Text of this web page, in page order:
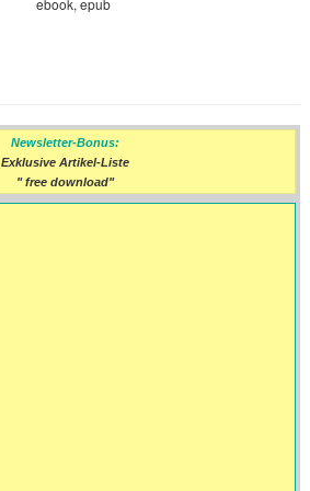
Newsletter-Bonus:
Exklusive Artikel-Liste
" free download"